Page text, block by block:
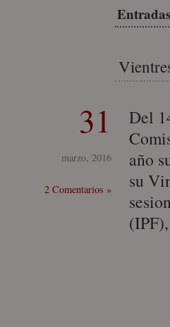
31
marzo, 2016
2 Comentarios »
Del
año
su